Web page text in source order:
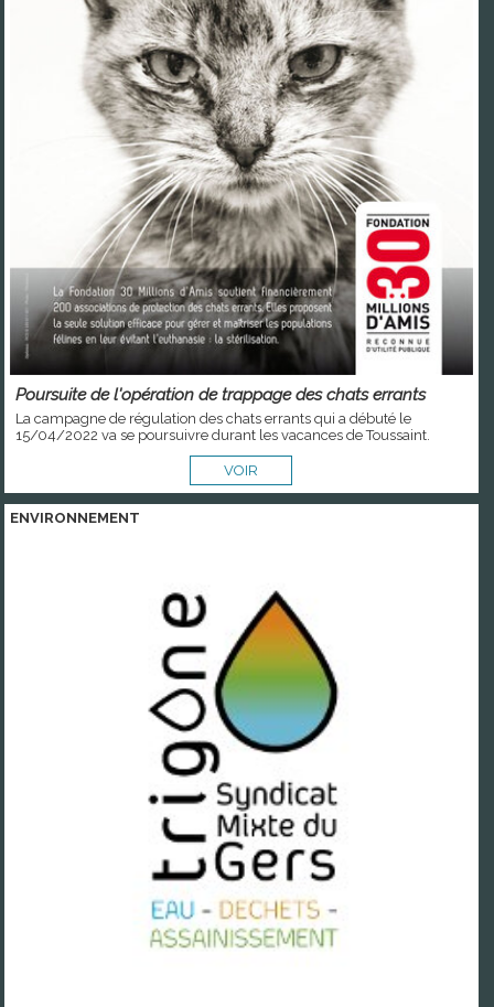
Poursuite de l'opération de trappage des chats errants
La campagne de régulation des chats errants qui a débuté le
15/04/2022 va se poursuivre durant les vacances de Toussaint.
VOIR
ENVIRONNEMENT